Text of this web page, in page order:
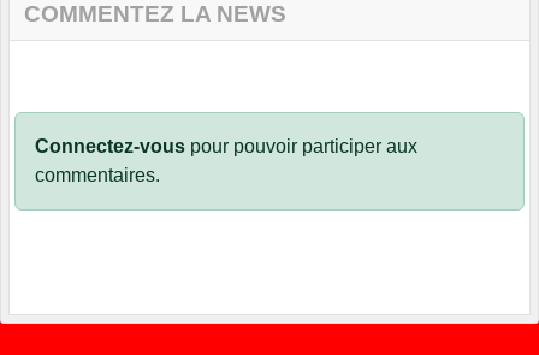
COMMENTEZ LA NEWS
Connectez-vous pour pouvoir participer aux
commentaires.